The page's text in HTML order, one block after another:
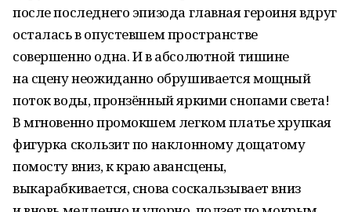
после последнего эпизода главная героиня вдруг
осталась в опустевшем пространстве
совершенно одна. И в абсолютной тишине
на сцену неожиданно обрушивается мощный
поток воды, пронзённый яркими снопами света!
В мгновенно промокшем легком платье хрупкая
фигурка скользит по наклонному дощатому
помосту вниз, к краю авансцены,
выкарабкивается, снова соскальзывает вниз